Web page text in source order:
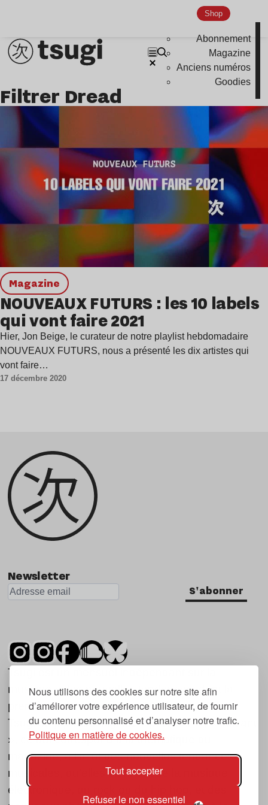
Nous utilisons des cookies sur notre site afin
d’améliorer votre expérience utilisateur, de fournir
du contenu personnalisé et d’analyser notre trafic.
Politique en matière de cookies.
Tout accepter
Refuser le non essentiel
Shop
Abonnement
Magazine
Anciens numéros
Goodies
Filtrer Dread
magazine
NOUVEAUX FUTURS : les 10 labels
qui vont faire 2021
Hier, Jon Beige, le curateur de notre playlist hebdomadaire
NOUVEAUX FUTURS, nous a présenté les dix artistes qui
vont faire…
17 décembre 2020
Newsletter
S'abonner
Tsugi est un mensuel indépendant sur la
musique et les nouvelles tendances, dont la
première parution date de 2007.
Tsugi en japonais signifie « prochain », « suivant
», ce qui correspond à la thématique du
magazine, à l’affût des nouvelles tendances
musicales, qu’elles viennent de la musique
électronique, du rock ou du hip hop, et des